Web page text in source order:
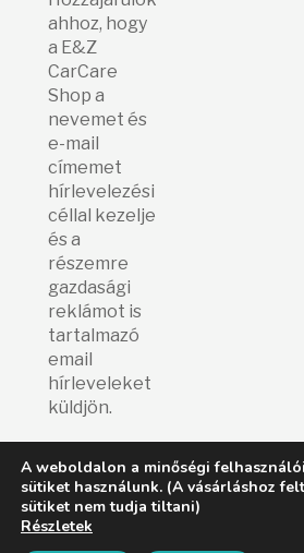
ahhoz, hogy
a E&Z
CarCare
Shop a
nevemet és
e-mail
címemet
hírlevelezési
céllal kezelje
és a
részemre
gazdasági
reklámot is
tartalmazó
email
hírleveleket
küldjön.
© E&Z Car Care Shop2026.
ÁSZF (Fizetési, szállítási, vásárlási feltételek)
tájékoztató|
A weboldalon a minőségi
sütiket használunk. (A vásárláshoz
sütiket nem tudja tiltani)
Részletek